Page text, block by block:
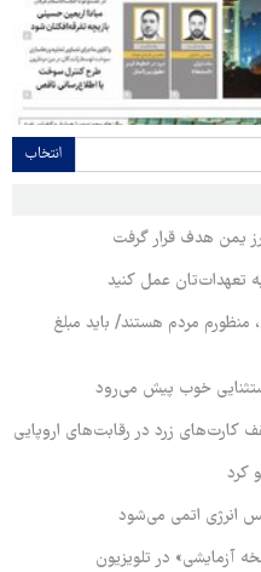
انتخاب
یمن هدف قرار گرفت
تعهدات‌تان عمل کنید
مردم هستند/ باید مبلغ
خوب پیش می‌رود
کارت‌های زرد در رقابت‌های اروپایی
کرد
انرژی اتمی می‌شود
آزمایشی» در تلویزیون